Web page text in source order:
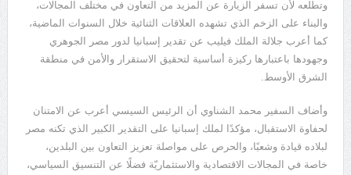
وتطلعه لأن تسفر الزيارة عن المزيد من التعاون في مختلف المجالات،
والبناء على الزخم الذي تشهده العلاقات الثنائية خلال السنوات الماضية،
كما أعرب جلالة الملك فيليب عن تقدير إسبانيا لدور مصر الجوهري
وجهودها باعتبارها ركيزة أساسية لتحقيق الاستقرار والأمن في منطقة
الشرق الأوسط.
وأضاف السفير محمد الشناوي أن الرئيس السيسي أعرب عن الامتنان
لحفاوة الاستقبال، مؤكدًا لملك إسبانيا على التقدير الكبير الذي تكنه مصر
لبلاده قيادة وشعبًا، والحرص على مواصلة تعزيز التعاون بين البلدين،
خاصة في المجالات الاقتصادية والاستثماريّة فضلًا عن التنسيق السياسي،